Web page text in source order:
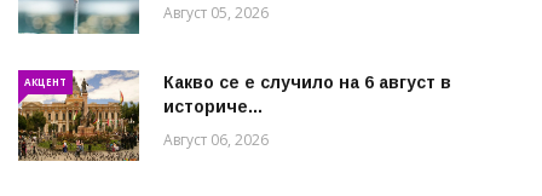
Август 05, 2026
АКЦЕНТ
Какво се е случило на 6 август в
историче...
Август 06, 2026